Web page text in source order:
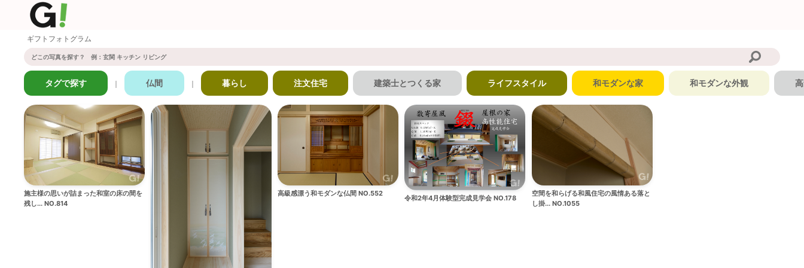
ギフトフォトグラム
タグで探す ｜ 仏間 ｜ 暮らし 注文住宅 建築士とつくる家 ライフスタイル 和モダンな家 和モダンな外観
施主様の思いが詰まった和室の床の間を
残し... NO.814
高級感漂う和モダンな仏間 NO.552
令和2年4月体験型完成見学会 NO.178
空間を和らげる和風住宅の風情ある落と
し掛... NO.1055